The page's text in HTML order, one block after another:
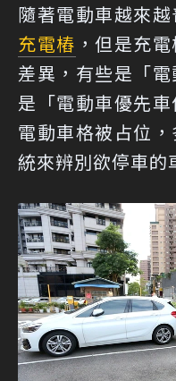
隨著電動車越來
充電樁 ，但是充
差異，有些是「
是「電動車優先
電動車格被占位
統來辨別欲停車的